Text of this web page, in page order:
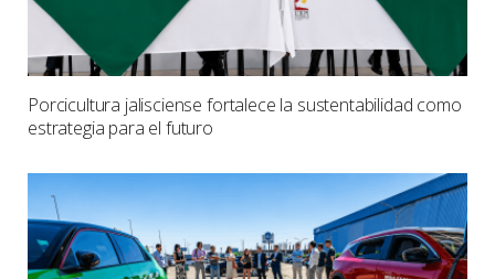
Porcicultura jalisciense fortalece la sustentabilidad como
estrategia para el futuro